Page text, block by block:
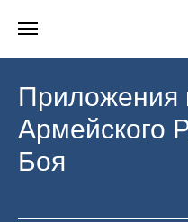
Приложения
Армейского
Боя